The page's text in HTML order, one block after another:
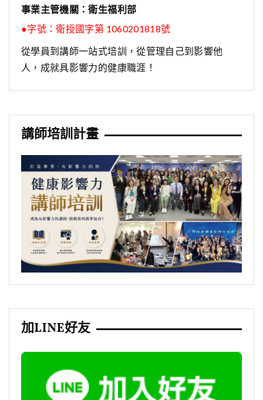
事業主管機關：衛生福利部
●字號：衛授國字第 1060201818號
從學員到講師一站式培訓，從管理自己到影響他
人，成就具影響力的健康職涯！
講師培訓計畫
加LINE好友